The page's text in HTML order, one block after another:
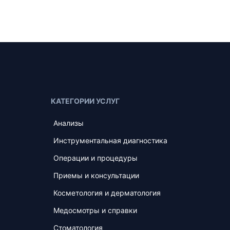
КАТЕГОРИИ УСЛУГ
Анализы
Инструментальная диагностика
Операции и процедуры
Приемы и консультации
Косметология и дерматология
Медосмотры и справки
Стоматология